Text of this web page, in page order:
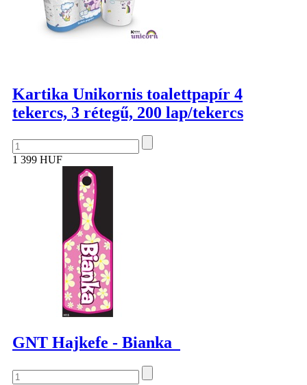
Kartika Unikornis toalettpapír 4
tekercs, 3 rétegű, 200 lap/tekercs
1 399 HUF
GNT Hajkefe - Bianka